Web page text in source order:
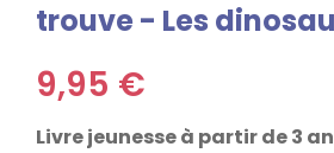
trouve - Les
9,95 €
Livre jeunesse à partir de 3